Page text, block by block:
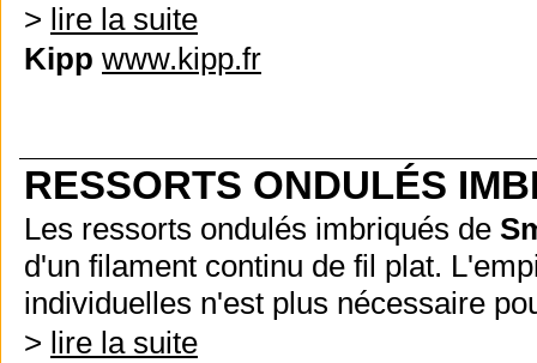
> lire la suite
Kipp www.kipp.fr
RESSORTS ONDULÉS
Les ressorts ondulés imbriqués de
d'un filament continu de fil plat.
individuelles n'est plus nécessaire
> lire la suite